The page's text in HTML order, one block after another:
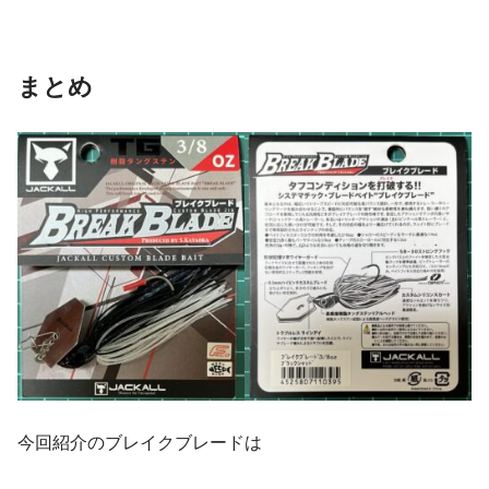
まとめ
今回紹介のブレイクブレードは